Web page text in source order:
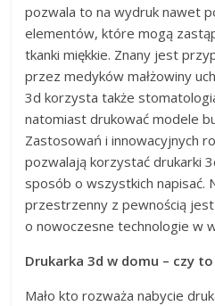
pozwala to na wydruk nawet
elementów, które mogą
tkanki miękkie. Znany jest
przez medyków małżowiny
3d korzysta także
natomiast drukować modele
Zastosowań i innowacyjnych
pozwalają korzystać drukarki
sposób o wszystkich napisać.
przestrzenny z pewnością jest
o nowoczesne technologie w
Drukarka 3d w domu – czy
Mało kto rozważa nabycie